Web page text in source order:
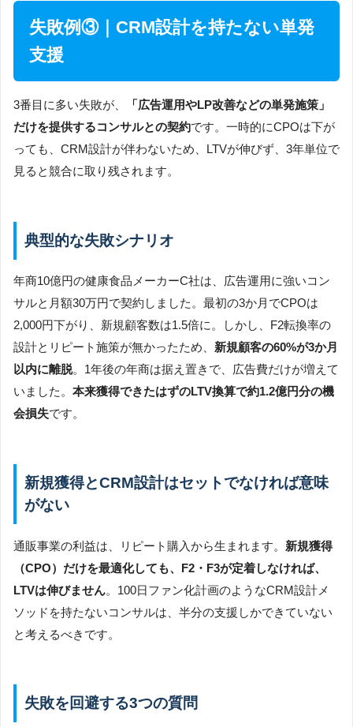
失敗例③｜CRM設計を持たない単発
支援
3番目に多い失敗が、
「広告運用やLP改善などの単発施策」
だけを提供するコンサルとの契約です。一時的にCPOは下が
っても、CRM設計が伴わないため、LTVが伸びず、3年単位で
見ると競合に取り残されます。
典型的な失敗シナリオ
年商10億円の健康食品メーカーC社は、広告運用に強いコン
サルと月額30万円で契約しました。最初の3か月でCPOは
2,000円下がり、新規顧客数は1.5倍に。しかし、F2転換率の
設計とリピート施策が無かったため、 新規顧客の60%が3か月
以内に離脱。1年後の年商は据え置きで、広告費だけが増えて
いました。 本来獲得できたはずのLTV換算で約1.2億円分の機
会損失です。
新規獲得とCRM設計はセットでなければ意味
がない
通販事業の利益は、リピート購入から生まれます。 新規獲得
（CPO）だけを最適化しても、F2・F3が定着しなければ、
LTVは伸びません。100日ファン化計画のようなCRM設計メ
ソッドを持たないコンサルは、半分の支援しかできていない
と考えるべきです。
失敗を回避する3つの質問